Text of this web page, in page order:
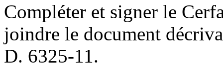
Compléter et signer le
joindre le document
D. 6325-11.